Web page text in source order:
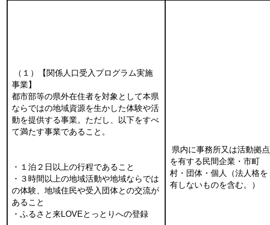
（１）【関係人口受入プログラム実施
事業】
都市部等の県外在住者を対象として本県
ならではの地域資源を生かした体験や活
動を提供する事業。ただし、以下をすべ
て満たす事業であること。
・１泊２日以上の行程であること
・３時間以上の地域活動や地域ならでは
の体験、地域住民や受入団体との交流が
あること
・ふるさと来LOVEとっとりへの登録
県内に事務所又は活動拠点
を有する民間企業・市町
村・団体・個人（法人格を
有しないものを含む。）